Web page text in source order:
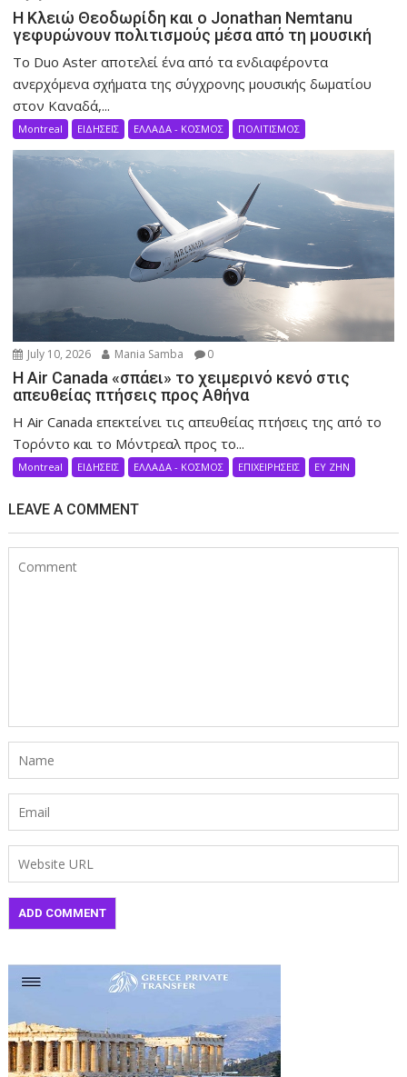
Η Κλειώ Θεοδωρίδη και ο Jonathan Nemtanu
γεφυρώνουν πολιτισμούς μέσα από τη μουσική
Το Duo Aster αποτελεί ένα από τα ενδιαφέροντα
ανερχόμενα σχήματα της σύγχρονης μουσικής δωματίου
στον Καναδά,...
Montreal ΕΙΔΗΣΕΙΣ ΕΛΛΑΔΑ - ΚΟΣΜΟΣ ΠΟΛΙΤΙΣΜΟΣ
July 10, 2026 Mania Samba 0
Η Air Canada «σπάει» το χειμερινό κενό στις
απευθείας πτήσεις προς Αθήνα
Η Air Canada επεκτείνει τις απευθείας πτήσεις της από το
Τορόντο και το Μόντρεαλ προς το...
Montreal ΕΙΔΗΣΕΙΣ ΕΛΛΑΔΑ - ΚΟΣΜΟΣ ΕΠΙΧΕΙΡΗΣΕΙΣ ΕΥ ΖΗΝ
LEAVE A COMMENT